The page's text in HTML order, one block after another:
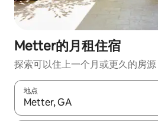
Metter的月租住宿
探索可以住上一个月或更久的房源
地点
如有搜索结果，请使用上下方向键